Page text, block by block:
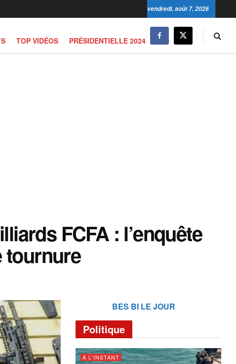
vendredi, août 7, 2026
TOP VIDÉOS PRÉSIDENTIELLE 2024
FCFA : l’enquête
tournure
BES BI LE JOUR
Politique
A L'INSTANT